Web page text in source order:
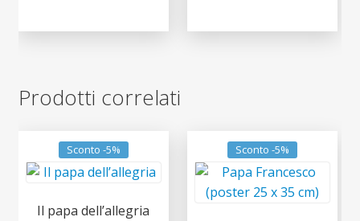
Prodotti correlati
Sconto -5%
Il papa dell’allegria
Sconto -5%